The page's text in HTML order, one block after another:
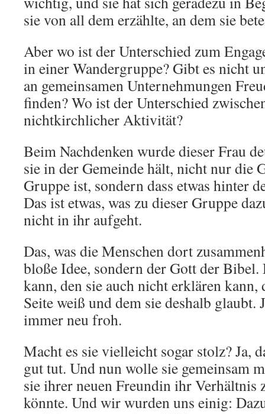
sie von all dem erzählte, an dem sie
Aber wo ist der Unterschied zum
in einer Wandergruppe? Gibt es nicht
an gemeinsamen Unternehmungen
finden? Wo ist der Unterschied
nichtkirchlicher Aktivität?
Beim Nachdenken wurde dieser Frau
sie in der Gemeinde hält, nicht nur die
Gruppe ist, sondern dass etwas hinter
Das ist etwas, was zu dieser Gruppe
nicht in ihr aufgeht.
Das, was die Menschen dort
bloße Idee, sondern der Gott der Bibel.
kann, den sie auch nicht erklären kann,
Seite weiß und dem sie deshalb glaubt.
immer neu froh.
Macht es sie vielleicht sogar stolz? Ja,
gut tut. Und nun wolle sie gemeinsam
sie ihrer neuen Freundin ihr Verhältnis
könnte. Und wir wurden uns einig: